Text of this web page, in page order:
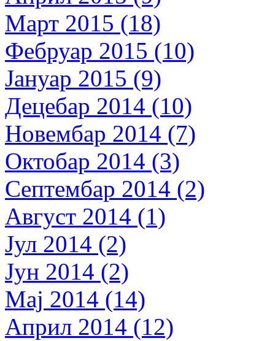
Март 2015 (18)
Фебруар 2015 (10)
Јануар 2015 (9)
Децебар 2014 (10)
Новембар 2014 (7)
Октобар 2014 (3)
Септембар 2014 (2)
Август 2014 (1)
Јул 2014 (2)
Јун 2014 (2)
Мај 2014 (14)
Април 2014 (12)